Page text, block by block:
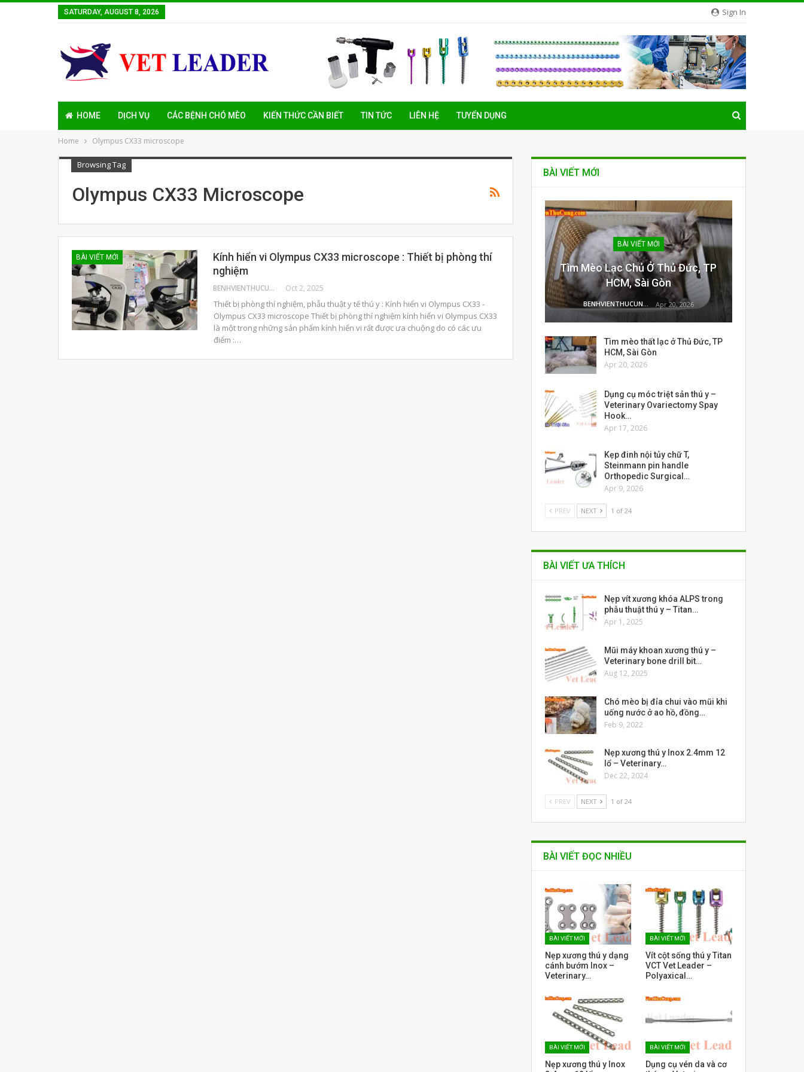
Sign In
SATURDAY, AUGUST 8, 2026
HOME DỊCH VỤ CÁC BỆNH CHÓ MÈO KIẾN THỨC CẦN BIẾT TIN TỨC LIÊN HỆ TUYỂN DỤNG
Home Olympus CX33 microscope
Browsing Tag
Olympus CX33 Microscope
BÀI VIẾT MỚI
Kính hiển vi Olympus CX33 microscope : Thiết bị phòng thí
nghiệm
BENHVIENTHUCUNG Oct 2, 2025
Thiết bị phòng thí nghiệm, phẫu thuật y tế thú y : Kính hiển vi Olympus CX33 -
Olympus CX33 microscope Thiết bị phòng thí nghiệm kính hiển vi Olympus CX33
là một trong những sản phẩm kính hiển vi rất được ưa chuộng do có các ưu
điểm :…
BÀI VIẾT MỚI
BÀI VIẾT MỚI
Tìm Mèo Lạc Chủ Ở Thủ Đức, TP
HCM, Sài Gòn
Apr 20, 2026
Tìm mèo thất lạc ở Thủ Đức, TP
HCM, Sài Gòn
Apr 20, 2026
Dụng cụ móc triệt sản thú y –
Veterinary Ovariectomy Spay
Hook…
Apr 17, 2026
Kẹp đinh nội tủy chữ T,
Steinmann pin handle
Orthopedic Surgical…
Apr 9, 2026
PREV NEXT 1 of 24
BÀI VIẾT ƯA THÍCH
Nẹp vít xương khóa ALPS trong
phẫu thuật thú y – Titan…
Apr 1, 2025
Mũi máy khoan xương thú y –
Veterinary bone drill bit…
Aug 12, 2025
Chó mèo bị đỉa chui vào mũi khi
uống nước ở ao hồ, đồng…
Feb 9, 2022
Nẹp xương thú y Inox 2.4mm 12
lổ – Veterinary…
Dec 22, 2024
PREV NEXT 1 of 24
BÀI VIẾT ĐỌC NHIỀU
BÀI VIẾT MỚI
Nẹp xương thú y dạng
cánh bướm Inox –
Veterinary…
BÀI VIẾT MỚI
Vít cột sống thú y Titan
VCT Vet Leader –
Polyaxical…
BÀI VIẾT MỚI
Nẹp xương thú y Inox
BÀI VIẾT MỚI
Dụng cụ vén da và cơ